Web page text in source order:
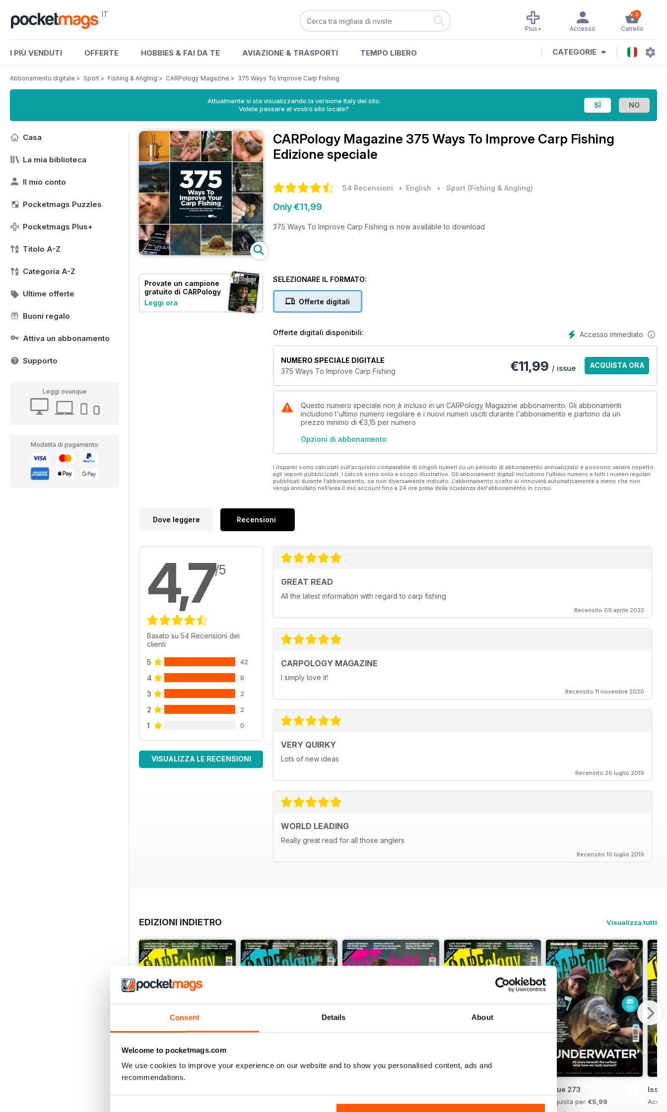
Consent Details About
Welcome to pocketmags.com
We use cookies to improve your experience on our website and to show you personalised content, ads and
recommendations.
IT 0
Carrello
Accesso
Plus+
I PIÙ VENDUTI OFFERTE HOBBIES & FAI DA TE AVIAZIONE & TRASPORTI TEMPO LIBERO CATEGORIE
Abbonamento digitale > Sport > Fishing & Angling > CARPology Magazine > 375 Ways To Improve Carp Fishing
Attualmente si sta visualizzando la versione Italy del sito.
Volete passare al vostro sito locale?
Casa
La mia biblioteca
Il mio conto
Pocketmags Puzzles
Pocketmags Plus+
Titolo A-Z
Categoria A-Z
Ultime offerte
Buoni regalo
Attiva un abbonamento
Supporto
Leggi ovunque
Modalità di pagamento
Provate un campione
gratuito di CARPology
Magazine
Leggi ora
CARPology Magazine 375 Ways To Improve Carp Fishing
Edizione speciale
54 Recensioni • English • Sport (Fishing & Angling)
Only €11,99
375 Ways To Improve Carp Fishing is now available to download
SELEZIONARE IL FORMATO:
Offerte digitali
Accesso immediato
Offerte digitali disponibili:
NUMERO SPECIALE DIGITALE
375 Ways To Improve Carp Fishing
€11,99 / issue ACQUISTA ORA
Questo numero speciale non è incluso in un CARPology Magazine abbonamento. Gli abbonamenti
includono l'ultimo numero regolare e i nuovi numeri usciti durante l'abbonamento e partono da un
prezzo minimo di €3,15 per numero
Opzioni di abbonamento
I risparmi sono calcolati sull'acquisto comparabile di singoli numeri su un periodo di abbonamento annualizzato e possono variare rispetto
agli importi pubblicizzati. I calcoli sono solo a scopo illustrativo. Gli abbonamenti digitali includono l'ultimo numero e tutti i numeri regolari
pubblicati durante l'abbonamento, se non diversamente indicato. L'abbonamento scelto si rinnoverà automaticamente a meno che non
venga annullato nell'area Il mio account fino a 24 ore prima della scadenza dell'abbonamento in corso.
Dove leggere Recensioni
4,7/5
Basato su 54 Recensioni dei
clienti
5 42
4 8
3 2
2 2
1 0
VISUALIZZA LE RECENSIONI
GREAT READ
All the latest information with regard to carp fishing
Recensito 09 aprile 2022
CARPOLOGY MAGAZINE
I simply love it!
Recensito 11 novembre 2020
VERY QUIRKY
Lots of new ideas
Recensito 26 luglio 2019
WORLD LEADING
Really great read for all those anglers
Recensito 10 luglio 2019
EDIZIONI INDIETRO Visualizza tutti
Issue 273
Acquista per €5,99